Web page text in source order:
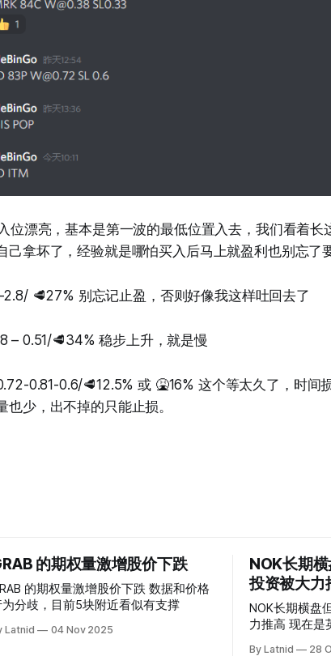
位漂亮，基本是第一波的最低位置入去，我们看着
己拿坏了，经验就是哪怕买入后马上就盈利也别忘了
2.8/ 🥩27% 别忘记止盈，否则好像我这样吐回去了
– 0.51/🥩34% 稳步上升，就是慢
0.81-0.6/🥩12.5% 或 🤮16% 这个等太久了，时间
也少，出不掉的只能止损。
的期权量激增股价下跌
的期权量激增股价下跌 数据和价格
为分歧，目前5块附近看似有支撑
Latnid 04 Nov 2025
NOK长期
投资被大力
NOK长期横盘
力推高 现在是英伟达把手上的钱到处游走
By Latnid 28